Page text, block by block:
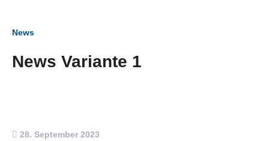
News
News Variante 1
28. September 2023